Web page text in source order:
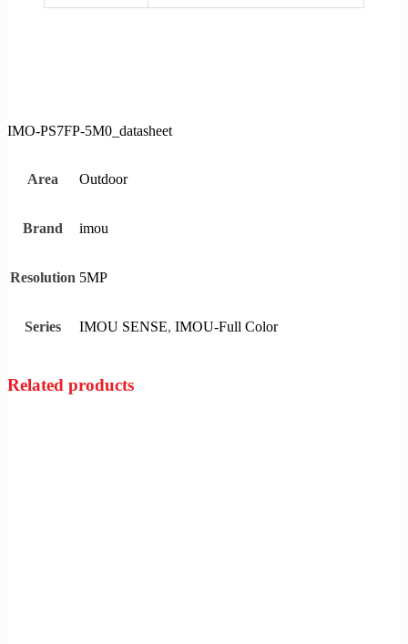
IMO-PS7FP-5M0_datasheet
Area Outdoor
Brand imou
Resolution 5MP
Series IMOU SENSE, IMOU-Full Color
Related products